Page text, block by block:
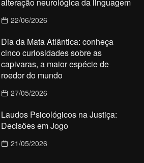
22/06/2026
Dia da Mata Atlântica: conheça
cinco curiosidades sobre as
capivaras, a maior espécie de
roedor do mundo
27/05/2026
Laudos Psicológicos na Justiça:
Decisões em Jogo
21/05/2026